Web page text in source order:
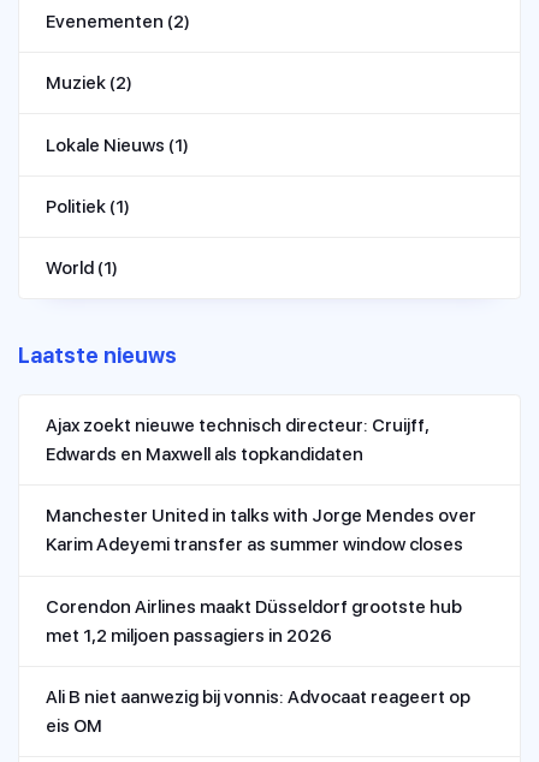
Evenementen (2)
Muziek (2)
Lokale Nieuws (1)
Politiek (1)
World (1)
Laatste nieuws
Ajax zoekt nieuwe technisch directeur: Cruijff,
Edwards en Maxwell als topkandidaten
Manchester United in talks with Jorge Mendes over
Karim Adeyemi transfer as summer window closes
Corendon Airlines maakt Düsseldorf grootste hub
met 1,2 miljoen passagiers in 2026
Ali B niet aanwezig bij vonnis: Advocaat reageert op
eis OM